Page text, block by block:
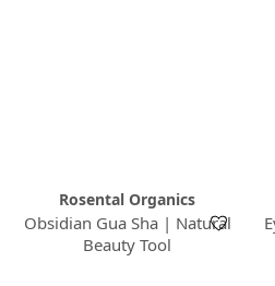
Rosental Organics
Obsidian Gua Sha | Natural
Beauty Tool